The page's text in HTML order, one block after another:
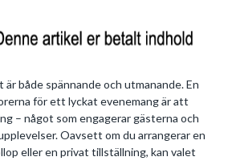
både spännande och utmanande. En
för ett lyckat evenemang är att
– något som engagerar gästerna och
Oavsett om du arrangerar en
eller en privat tillställning, kan valet